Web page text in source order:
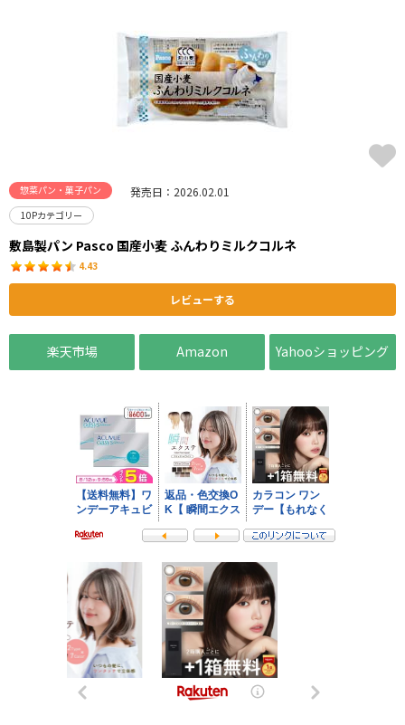
惣菜パン・菓子パン 発売日：2026.02.01
10Pカテゴリー
敷島製パン Pasco 国産小麦 ふんわりミルクコルネ
4.43
レビューする
楽天市場 Amazon Yahooショッピング